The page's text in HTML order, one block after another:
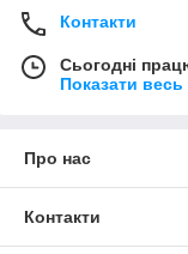
Контакти
Сьогодні
Показати
Про нас
Контакти